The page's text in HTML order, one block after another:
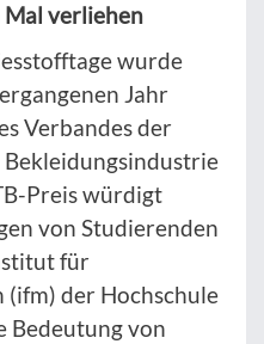
Mal verliehen
wurde
Jahr
Verbandes der
Preis würdigt
von Studierenden
für
der Hochschule
Bedeutung von